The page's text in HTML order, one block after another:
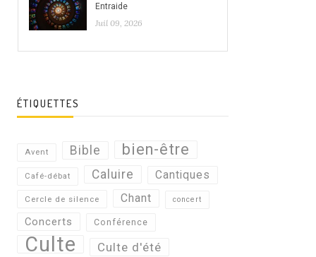
Entraide
Juil 09, 2026
ÉTIQUETTES
Avent Bible bien-être
Café-débat Caluire Cantiques
Cercle de silence Chant concert
Concerts Conférence
Culte Culte d'été